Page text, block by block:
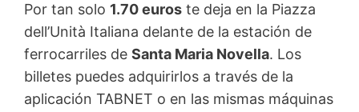
Por tan solo 1.70 euros te deja en la Piazza
dell’Unità Italiana delante de la estación de
ferrocarriles de Santa Maria Novella. Los
billetes puedes adquirirlos a través de la
aplicación TABNET o en las mismas máquinas